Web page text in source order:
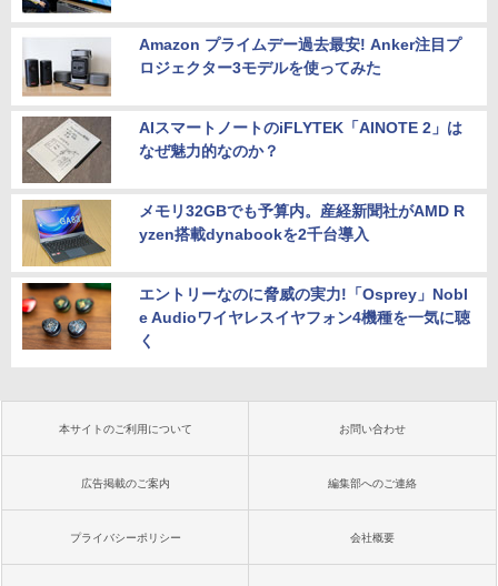
Amazon プライムデー過去最安! Anker注目プ
ロジェクター3モデルを使ってみた
AIスマートノートのiFLYTEK「AINOTE 2」は
なぜ魅力的なのか？
メモリ32GBでも予算内。産経新聞社がAMD R
yzen搭載dynabookを2千台導入
エントリーなのに脅威の実力!「Osprey」Nobl
e Audioワイヤレスイヤフォン4機種を一気に聴
く
本サイトのご利用について お問い合わせ
広告掲載のご案内 編集部へのご連絡
プライバシーポリシー 会社概要